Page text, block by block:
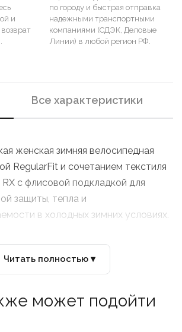
и
по городу и быстрая отправка
надежными транспортными
компаниями (СДЭК, Деловые
Линии) в любой регион РФ.
Все характеристики
женская зимняя велосипедная
RegularFit и сочетанием текстиля
с флисовой подкладкой для
защиты, тепла и
в холодных зимних условиях.
Читать полностью ▾
может подойти